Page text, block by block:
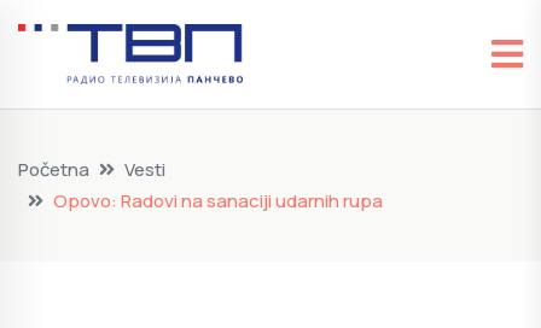
Početna
Vesti
Opovo: Radovi na sanaciji udarnih rupa